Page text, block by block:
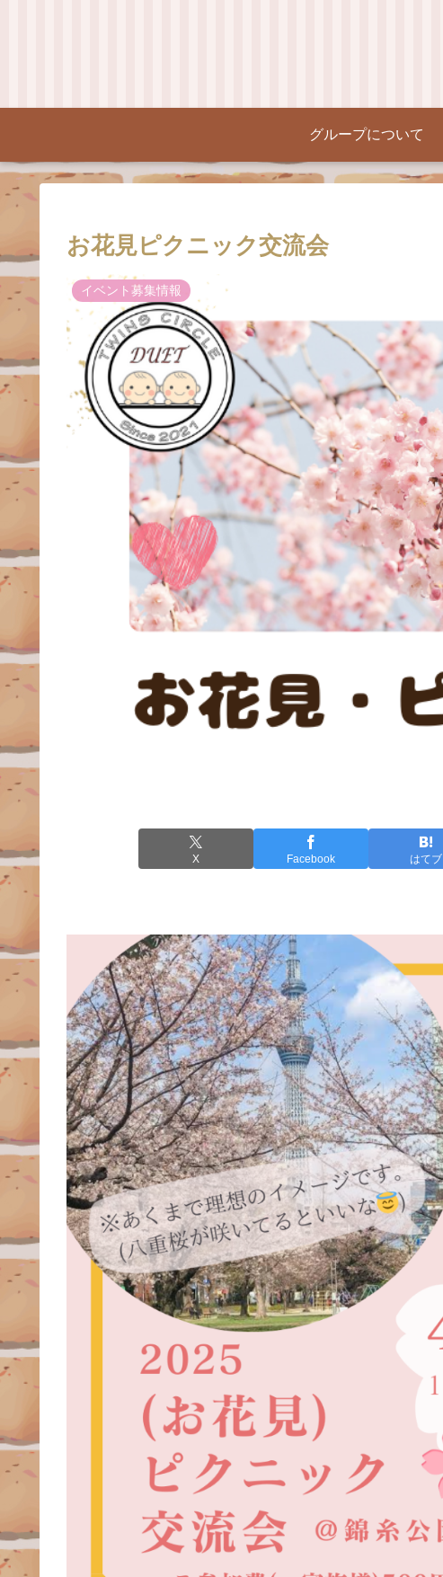
グループについて
お花見ピクニック交流会
イベント募集情報
X Facebook はてブ